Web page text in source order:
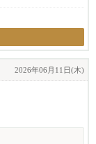
2026年06月11日(木)